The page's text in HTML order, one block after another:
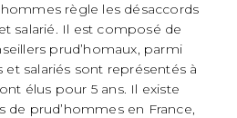
règle les désaccords
salarié. Il est composé de
prud’homaux, parmi
salariés sont représentés à
élus pour 5 ans. Il existe
de prud’hommes en France,